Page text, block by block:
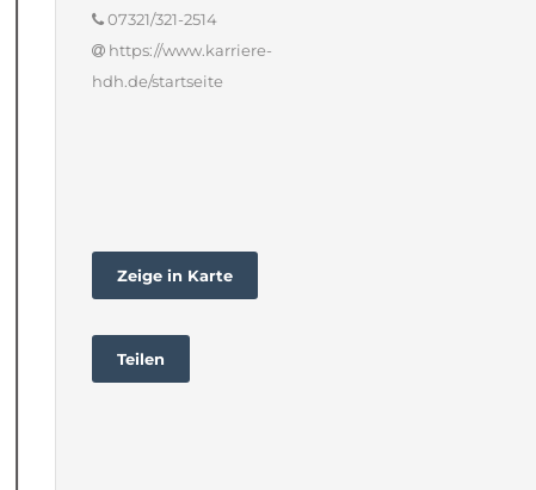
07321/321-2514
https://www.karriere-
hdh.de/startseite
Zeige in Karte
Teilen